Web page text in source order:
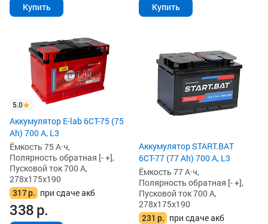
Купить Купить
5.0
Аккумулятор E-lab 6СТ-75 (75
Ah) 700 А, L3
Ёмкость 75 А·ч,
Полярность обратная [- +],
Пусковой ток 700 А,
278x175x190
317р. при сдаче акб
338р.
Аккумулятор START.BAT
6СТ-77 (77 Ah) 700 А, L3
Ёмкость 77 А·ч,
Полярность обратная [- +],
Пусковой ток 700 А,
278x175x190
231 р. при сдаче акб